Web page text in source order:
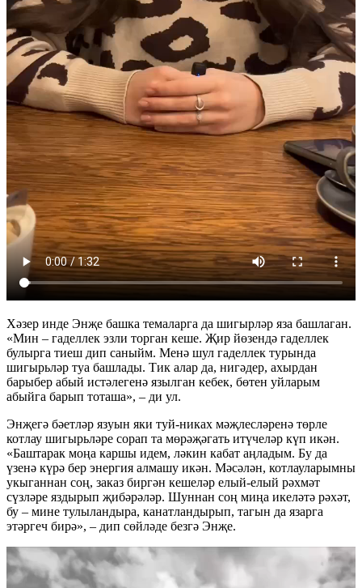
Хәзер инде Энҗе башка темаларга да шигырләр яза башлаган.
«Мин – гаделлек эзли торган кеше. Җир йөзендә гаделлек
булырга тиеш дип саныйм. Менә шул гаделлек турында
шигырьләр туа башлады. Тик алар да, нигәдер, ахырдан
барыбер абый истәлегенә язылган кебек, бөтен уйларым
абыйга барып тоташа», – ди ул.
Энҗегә бәетләр язуын яки туй-никах мәҗлесләренә төрле
котлау шигырьләре сорап та мөрәҗәгать итүчеләр күп икән.
«Баштарак моңа каршы идем, ләкин кабат аңладым. Бу да
үзенә күрә бер энергия алмашу икән. Мәсәлән, котлауларымны
укыганнан соң, заказ биргән кешеләр елый-елый рәхмәт
сүзләре яздырып җибәрәләр. Шуннан соң миңа икеләтә рәхәт,
бу – мине тулыландыра, канатландырып, тагын да язарга
этәргеч бирә», – дип сөйләде безгә Энҗе.